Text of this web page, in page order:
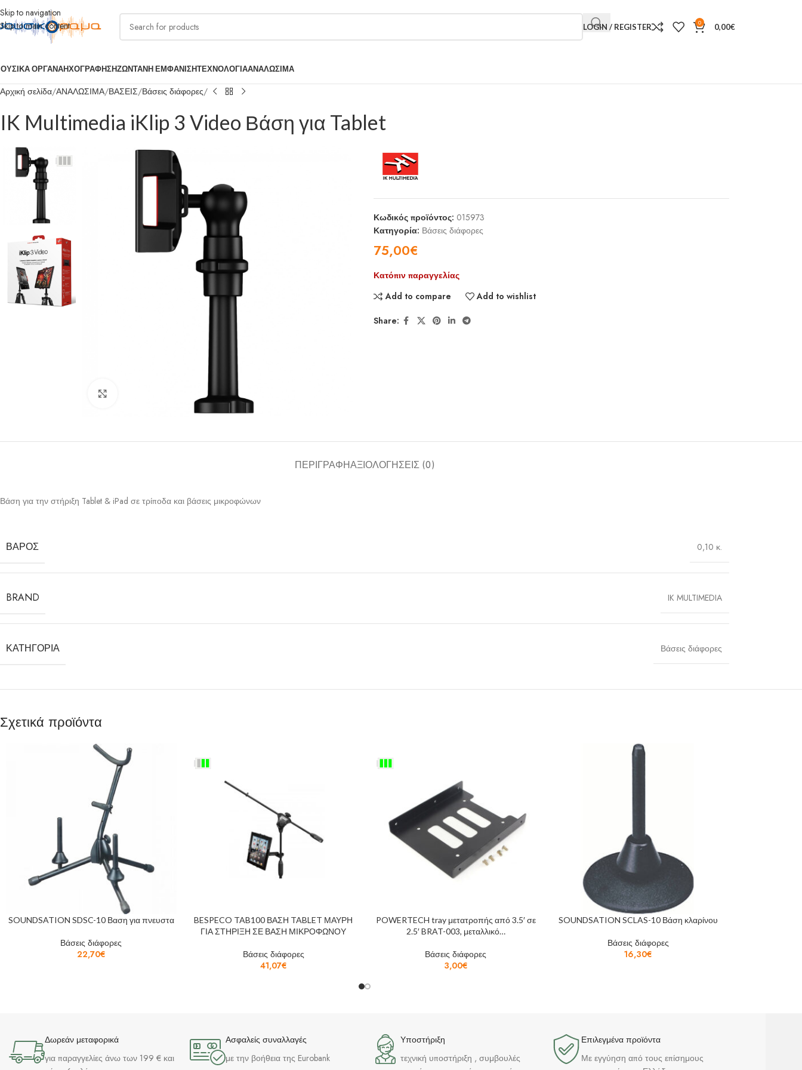
Skip to navigation
Skip to main content
LOGIN / REGISTER 0 0,00€
ΟΡΓΑΝΑΗΧΟΓΡΑΦΗΣΗΖΩΝΤΑΝΗ ΕΜΦΑΝΙΣΗΤΕΧΝΟΛΟΓΙΑΑΝΑΛΩΣΙΜΑ
Αρχική σελίδα ΑΝΑΛΩΣΙΜΑ ΒΑΣΕΙΣ Βάσεις διάφορες
IK Multimedia iKlip 3 Video Βάση για Tablet
Κωδικός προϊόντος: 015973
Κατηγορία: Βάσεις διάφορες
75,00€
Κατόπιν παραγγελίας
Add to compare
Add to wishlist
Share:
ΠΕΡΙΓΡΑΦΉΑΞΙΟΛΟΓΉΣΕΙΣ (0)
Βάση για την στήριξη Tablet & iPad σε τρίποδα και βάσεις μικροφώνων
ΒΆΡΟΣ 0,10 κ.
BRAND IK MULTIMEDIA
ΚΑΤΗΓΟΡΊΑ Βάσεις διάφορες
Σχετικά προϊόντα
SOUNDSATION SDSC-10 Βαση για πνευστα
Βάσεις διάφορες
22,70€
BESPECO TAB100 ΒΑΣΗ TABLET ΜΑΥΡΗ
ΓΙΑ ΣΤΗΡΙΞΗ ΣΕ ΒΑΣΗ ΜΙΚΡΟΦΩΝΟΥ
Βάσεις διάφορες
41,07€
POWERTECH tray μετατροπής από 3.5′ σε
2.5′ BRAT-003, μεταλλικό…
Βάσεις διάφορες
3,00€
SOUNDSATION SCLAS-10 Βάση κλαρίνου
Βάσεις διάφορες
16,30€
Δωρεάν μεταφορικά
για παραγγελίες άνω των 199 € και
Ασφαλείς συναλλαγές
με την βοήθεια της Eurobank
Υποστήριξη
τεχνική υποστήριξη , συμβουλές
Επιλεγμένα προϊόντα​
Με εγγύηση από τους επίσημους